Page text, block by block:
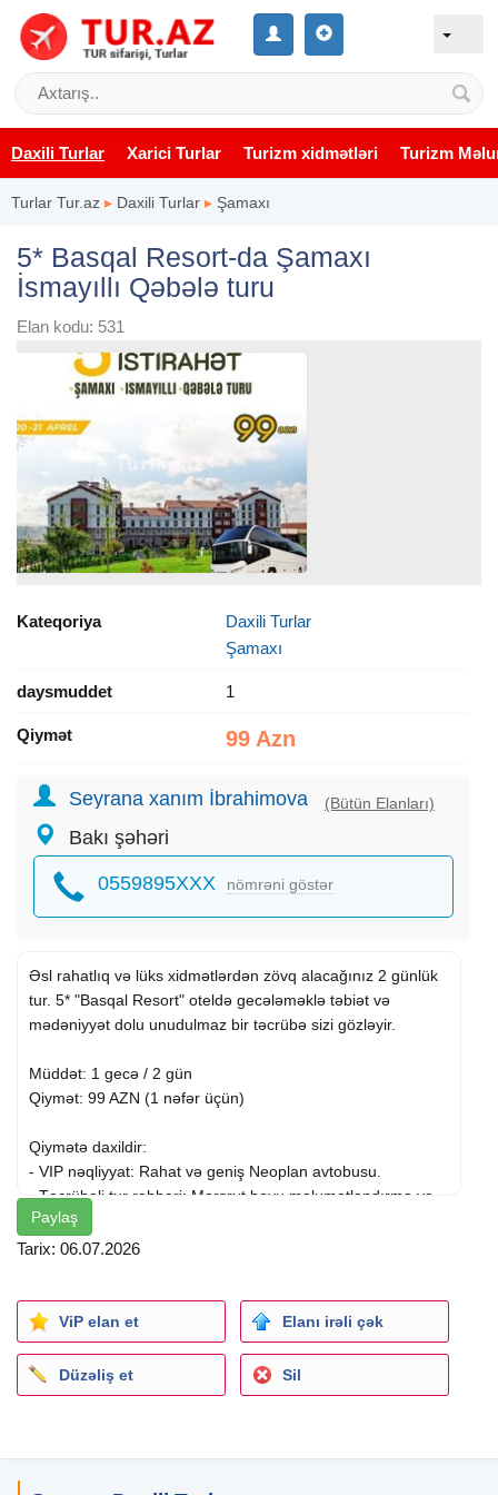
Daxili Turlar Xarici Turlar Turizm xidmətləri Turizm
Turlar Tur.az ▸ Daxili Turlar ▸ Şamaxı
5* Basqal Resort-da Şamaxı
İsmayıllı Qəbələ turu
Elan kodu: 531
Kateqoriya
Daxili Turlar
Şamaxı
daysmuddet 1
Qiymət 99 Azn
Seyrana xanım İbrahimova (Bütün Elanları)
Bakı şəhəri
0559895XXX nömrəni göstər
Əsl rahatlıq və lüks xidmətlərdən zövq alacağınız 2 günlük
tur. 5* "Basqal Resort" oteldə gecələməklə təbiət və
mədəniyyət dolu unudulmaz bir təcrübə sizi gözləyir.
Müddət: 1 gecə / 2 gün
Qiymət: 99 AZN (1 nəfər üçün)
Qiymətə daxildir:
- VIP nəqliyyat: Rahat və geniş Neoplan avtobusu.
- Təcrübəli tur rəhbəri: Marşrut boyu məlumatlandırma və
dəstək.
- Qidalanma: 2 dəfə səhər yeməyi.
- Hotel xidmətləri:
- Qapalı hovuz, sauna, türk hamamı, buxar otağı və SPA
xidmətləri.
- Uşaqlar üçün əyləncə otağı.
Şamaxı
Paylaş
Tarix: 06.07.2026
ViP elan et Elanı irəli çək
Düzəliş et Sil